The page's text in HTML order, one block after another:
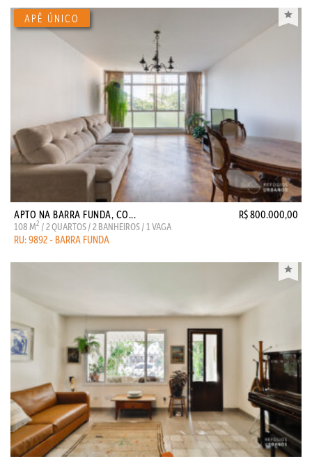
APTO NA BARRA FUNDA, CO... R$ 800.000,00
108 M2 / 2 QUARTOS / 2 BANHEIROS / 1 VAGA
RU: 9892 - BARRA FUNDA